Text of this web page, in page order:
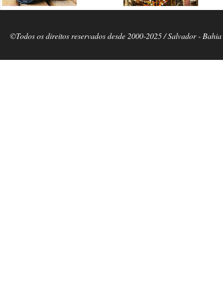
©Todos os direitos reservados desde 2000-2025 / Salvador -